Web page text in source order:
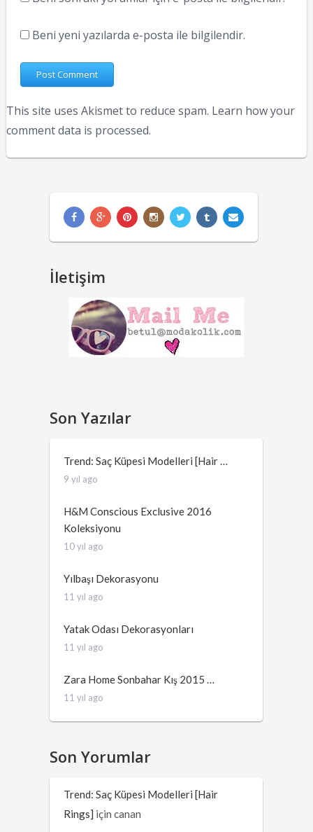
Beni yeni yazılarda e-posta ile bilgilendir.
This site uses Akismet to reduce spam. Learn how your
comment data is processed.
İletişim
Son Yazılar
Trend: Saç Küpesi Modelleri [Hair …
9 yıl ago
H&M Conscious Exclusive 2016
Koleksiyonu
10 yıl ago
Yılbaşı Dekorasyonu
11 yıl ago
Yatak Odası Dekorasyonları
11 yıl ago
Zara Home Sonbahar Kış 2015 …
11 yıl ago
Son Yorumlar
Trend: Saç Küpesi Modelleri [Hair
Rings] içincanan